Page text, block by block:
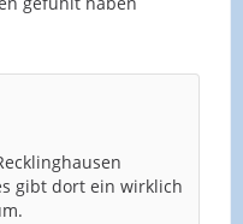
gibt dort ein wirklich